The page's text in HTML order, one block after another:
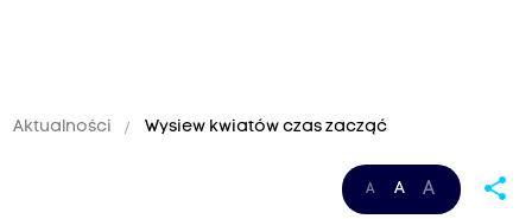
Aktualności Wysiew kwiatów czas zacząć
A A A share